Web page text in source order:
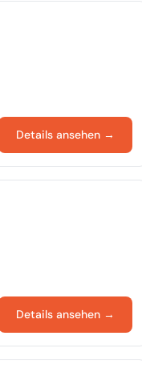
Details ansehen →
Details ansehen →